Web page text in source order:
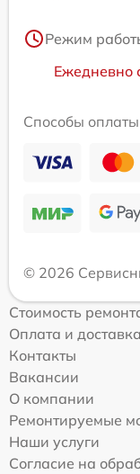
Режим
Ежедневно
Способы оплаты
© 2026
Стоимость
Оплата и доставка
Контакты
Вакансии
О компании
Ремонтируемые
Наши услуги
Согласие на